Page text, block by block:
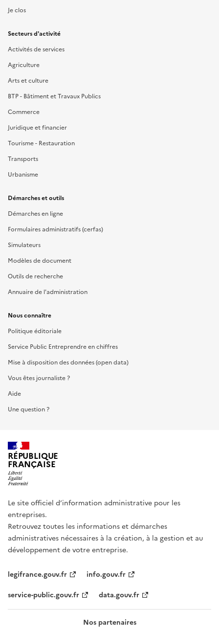
Je clos
Secteurs d'activité
Activités de services
Agriculture
Arts et culture
BTP - Bâtiment et Travaux Publics
Commerce
Juridique et financier
Tourisme - Restauration
Transports
Urbanisme
Démarches et outils
Démarches en ligne
Formulaires administratifs (cerfas)
Simulateurs
Modèles de document
Outils de recherche
Annuaire de l'administration
Nous connaître
Politique éditoriale
Service Public Entreprendre en chiffres
Mise à disposition des données (open data)
Vous êtes journaliste ?
Aide
Une question ?
RÉPUBLIQUE
FRANÇAISE
Le site officiel d’information administrative pour les
entreprises.
Retrouvez toutes les informations et démarches
administratives nécessaires à la création, à la gestion et au
développement de votre entreprise.
legifrance.gouv.fr
info.gouv.fr
service-public.gouv.fr
data.gouv.fr
Nos partenaires